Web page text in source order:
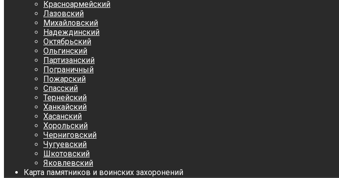
Красноармейский
Лазовский
Михайловский
Надеждинский
Октябрьский
Ольгинский
Партизанский
Пограничный
Пожарский
Спасский
Тернейский
Ханкайский
Хасанский
Хорольский
Черниговский
Чугуевский
Шкотовский
Яковлевский
Карта памятников и воинских захоронений